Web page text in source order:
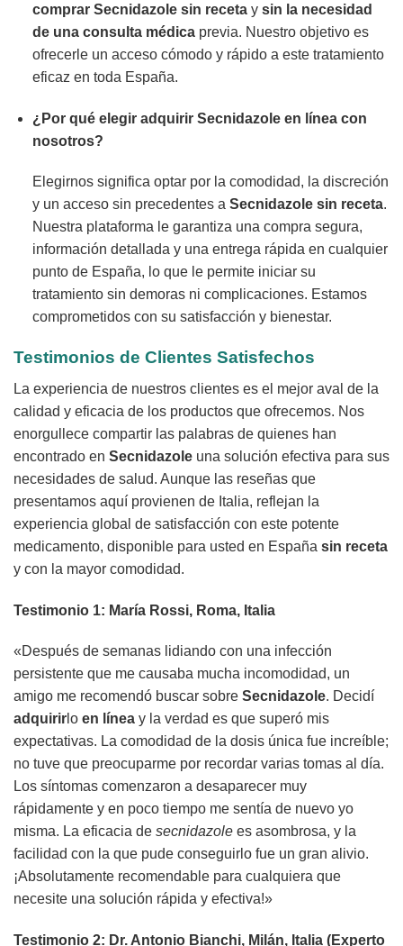
comprar Secnidazole sin recetay sin la necesidad
de una consulta médicaprevia. Nuestro objetivo es
ofrecerle un acceso cómodo y rápido a este tratamiento
eficaz en toda España.
¿Por qué elegir adquirir Secnidazole en líneacon
nosotros?
Elegirnos significa optar por la comodidad, la discreción
y un acceso sin precedentes a Secnidazole sin receta.
Nuestra plataforma le garantiza una compra segura,
información detallada y una entrega rápida en cualquier
punto de España, lo que le permite iniciar su
tratamiento sin demoras ni complicaciones. Estamos
comprometidos con su satisfacción y bienestar.
Testimonios de Clientes Satisfechos
La experiencia de nuestros clientes es el mejor aval de la
calidad y eficacia de los productos que ofrecemos. Nos
enorgullece compartir las palabras de quienes han
encontrado en Secnidazole una solución efectiva para sus
necesidades de salud. Aunque las reseñas que
presentamos aquí provienen de Italia, reflejan la
experiencia global de satisfacción con este potente
medicamento, disponible para usted en España sin receta
y con la mayor comodidad.
Testimonio 1: María Rossi, Roma, Italia
«Después de semanas lidiando con una infección
persistente que me causaba mucha incomodidad, un
amigo me recomendó buscar sobre Secnidazole. Decidí
adquirir lo en línea y la verdad es que superó mis
expectativas. La comodidad de la dosis única fue increíble;
no tuve que preocuparme por recordar varias tomas al día.
Los síntomas comenzaron a desaparecer muy
rápidamente y en poco tiempo me sentía de nuevo yo
misma. La eficacia de secnidazole es asombrosa, y la
facilidad con la que pude conseguirlo fue un gran alivio.
¡Absolutamente recomendable para cualquiera que
necesite una solución rápida y efectiva!»
Testimonio 2: Dr. Antonio Bianchi, Milán, Italia (Experto